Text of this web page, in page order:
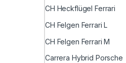
CH Heckflügel Ferrari
CH Felgen Ferrari L
CH Felgen Ferrari M
Carrera Hybrid Porsche